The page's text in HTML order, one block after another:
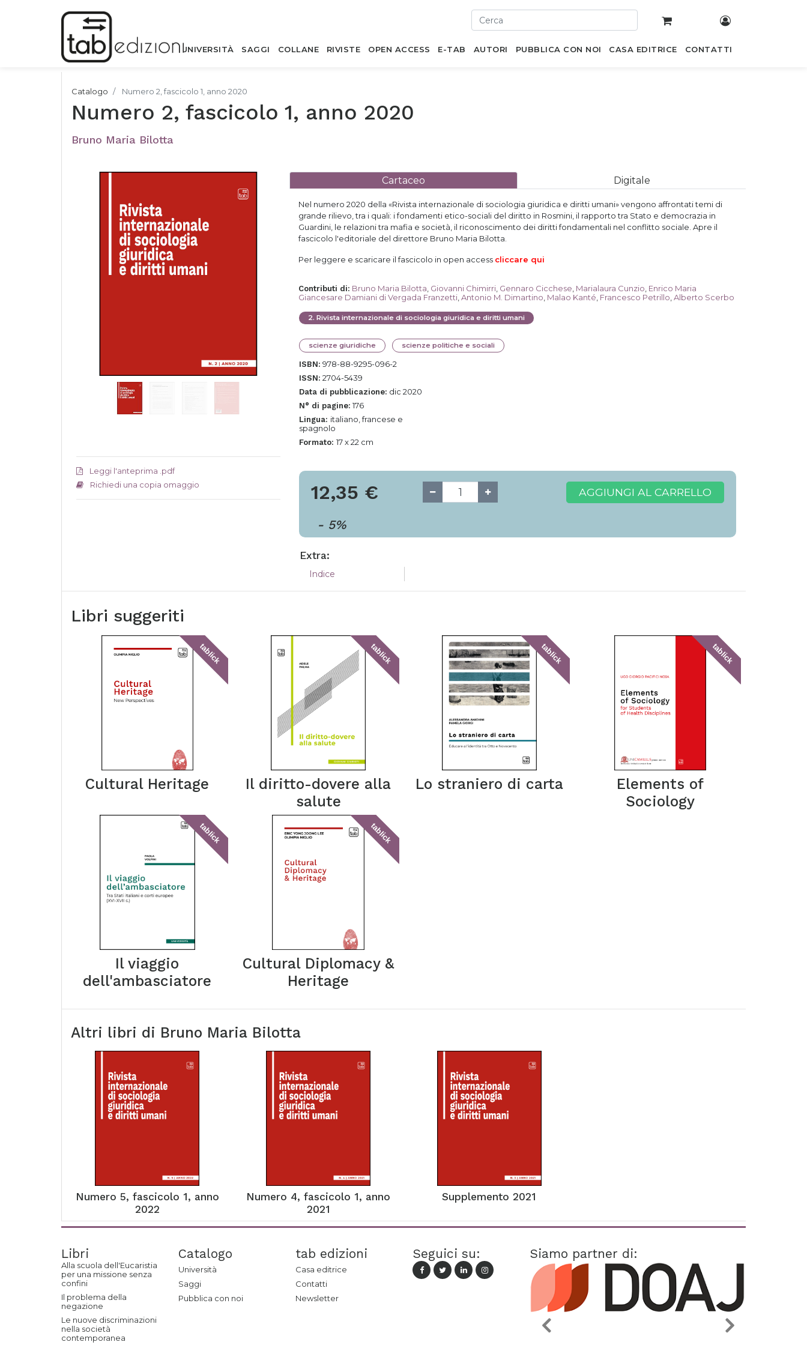
UNIVERSITÀ SAGGI COLLANE RIVISTE OPEN ACCESS E-TAB AUTORI PUBBLICA CON NOI CASA EDITRICE CONTATTI
Catalogo Numero 2, fascicolo 1, anno 2020
Numero 2, fascicolo 1, anno 2020
Bruno Maria Bilotta
Leggi l'anteprima .pdf
Richiedi una copia omaggio
Cartaceo Digitale
Nel numero 2020 della «Rivista internazionale di sociologia giuridica e diritti umani» vengono affrontati temi di
grande rilievo, tra i quali: i fondamenti etico-sociali del diritto in Rosmini, il rapporto tra Stato e democrazia in
Guardini, le relazioni tra mafia e società, il riconoscimento dei diritti fondamentali nel conflitto sociale. Apre il
fascicolo l'editoriale del direttore Bruno Maria Bilotta.
Per leggere e scaricare il fascicolo in open access cliccare qui
Contributi di: Bruno Maria Bilotta Giovanni Chimirri Gennaro Cicchese Marialaura Cunzio Enrico Maria
Giancesare Damiani di Vergada Franzetti Antonio M. Dimartino Malao Kanté Francesco Petrillo Alberto Scerbo
2. Rivista internazionale di sociologia giuridica e diritti umani
scienze giuridiche scienze politiche e sociali
ISBN: 978-88-9295-096-2
ISSN: 2704-5439
Data di pubblicazione: dic 2020
N° di pagine: 176
Lingua: italiano, francese e
spagnolo
Formato: 17 x 22 cm
12,35 €
- 5%
AGGIUNGI AL CARRELLO
Extra:
Indice
Libri suggeriti
tablick
Cultural Heritage
tablick
Il diritto-dovere alla
salute
tablick
Lo straniero di carta
tablick
Elements of
Sociology
tablick
Il viaggio
dell'ambasciatore
tablick
Cultural Diplomacy &
Heritage
Altri libri di Bruno Maria Bilotta
Numero 5, fascicolo 1, anno
2022
Numero 4, fascicolo 1, anno
2021
Supplemento 2021
Libri
Alla scuola dell'Eucaristia
per una missione senza
confini
Il problema della
negazione
Le nuove discriminazioni
nella società
contemporanea
Catalogo
Università
Saggi
Pubblica con noi
tab edizioni
Casa editrice
Contatti
Newsletter
Seguici su: Siamo partner di: